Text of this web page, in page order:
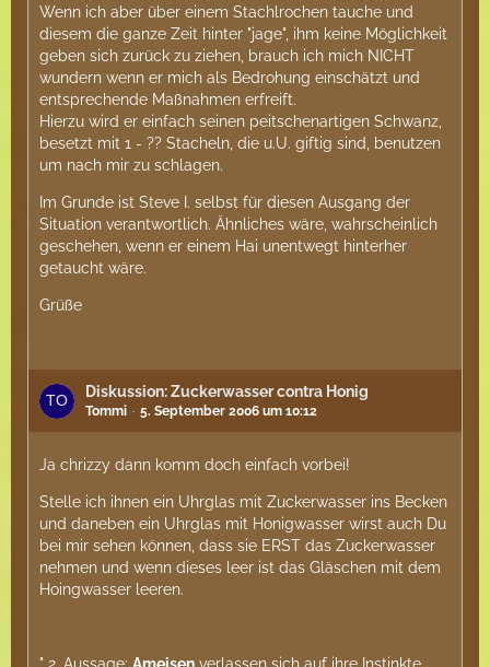
Wenn ich aber über einem Stachlrochen tauche und
diesem die ganze Zeit hinter "jage", ihm keine Möglichkeit
geben sich zurück zu ziehen, brauch ich mich NICHT
wundern wenn er mich als Bedrohung einschätzt und
entsprechende Maßnahmen erfreift.
Hierzu wird er einfach seinen peitschenartigen Schwanz,
besetzt mit 1 - ?? Stacheln, die u.U. giftig sind, benutzen
um nach mir zu schlagen.
Im Grunde ist Steve I. selbst für diesen Ausgang der
Situation verantwortlich. Ähnliches wäre, wahrscheinlich
geschehen, wenn er einem Hai unentwegt hinterher
getaucht wäre.
Grüße
Diskussion: Zuckerwasser contra Honig
Tommi 5. September 2006 um 10:12
Ja chrizzy dann komm doch einfach vorbei!
Stelle ich ihnen ein Uhrglas mit Zuckerwasser ins Becken
und daneben ein Uhrglas mit Honigwasser wirst auch Du
bei mir sehen können, dass sie ERST das Zuckerwasser
nehmen und wenn dieses leer ist das Gläschen mit dem
Hoingwasser leeren.